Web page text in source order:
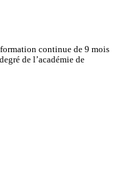
continue de 9 mois
de l’académie de